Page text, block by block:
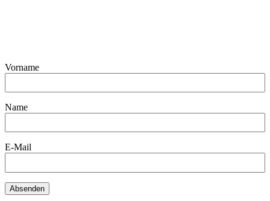
Vorname
Name
E-Mail